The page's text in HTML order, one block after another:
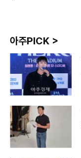
아주PICK >